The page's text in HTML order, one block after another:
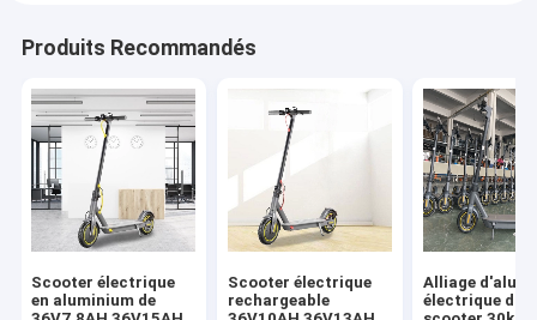
Produits Recommandés
Scooter électrique
en aluminium de
Scooter électrique
rechargeable
Alliage
électrique du